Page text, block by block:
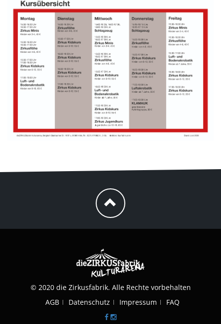
© 2020 die Zirkusfabrik. Alle Rechte vorbehalten
AGB
Datenschutz Impressum FAQ